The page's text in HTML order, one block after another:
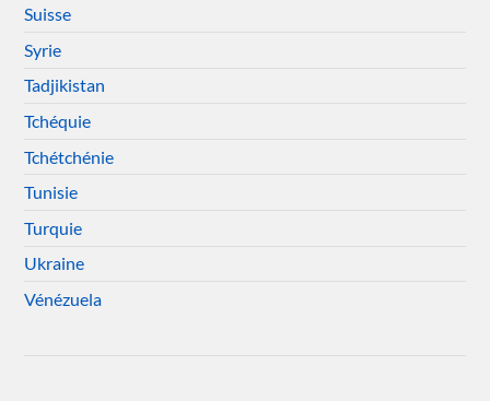
Suisse
Syrie
Tadjikistan
Tchéquie
Tchétchénie
Tunisie
Turquie
Ukraine
Vénézuela